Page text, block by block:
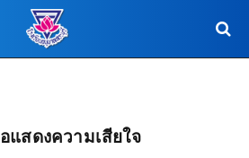
แสดงความเสียใจ